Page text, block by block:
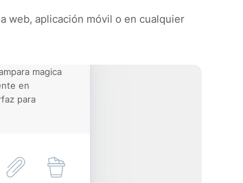
web, aplicación móvil o en cualquier
magica
en
para